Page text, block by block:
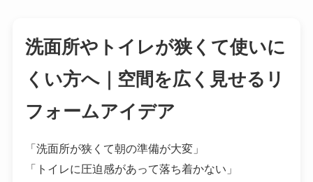
洗面所やトイレが狭くて使いに
くい方へ｜空間を広く見せるリ
フォームアイデア
「洗面所が狭くて朝の準備が大変」
「トイレに圧迫感があって落ち着かない」